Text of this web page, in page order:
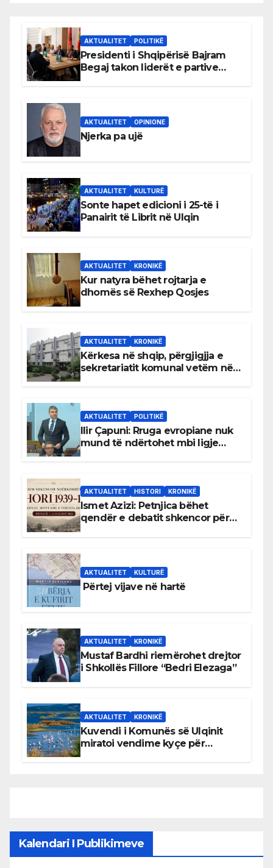
AKTUALITET POLITIKË
Presidenti i Shqipërisë Bajram
Begaj takon liderët e partive
AKTUALITET OPINIONE
Njerka pa ujë
AKTUALITET KULTURË
Sonte hapet edicioni i 25-të i
Panairit të Librit në Ulqin
AKTUALITET KRONIKË
Kur natyra bëhet rojtarja e
dhomës së Rexhep Qosjes
AKTUALITET KRONIKË
Kërkesa në shqip, përgjigjja e
sekretariatit komunal vetëm në
AKTUALITET POLITIKË
Ilir Çapuni: Rruga evropiane nuk
mund të ndërtohet mbi ligje
AKTUALITET HISTORI KRONIKË
Ismet Azizi: Petnjica bëhet
qendër e debatit shkencor për
AKTUALITET KULTURË
Përtej vijave në hartë
AKTUALITET KRONIKË
Mustaf Bardhi riemërohet drejtor
i Shkollës Fillore “Bedri Elezaga”
AKTUALITET KRONIKË
Kuvendi i Komunës së Ulqinit
miratoi vendime kyçe për
Kalendari I Publikimeve